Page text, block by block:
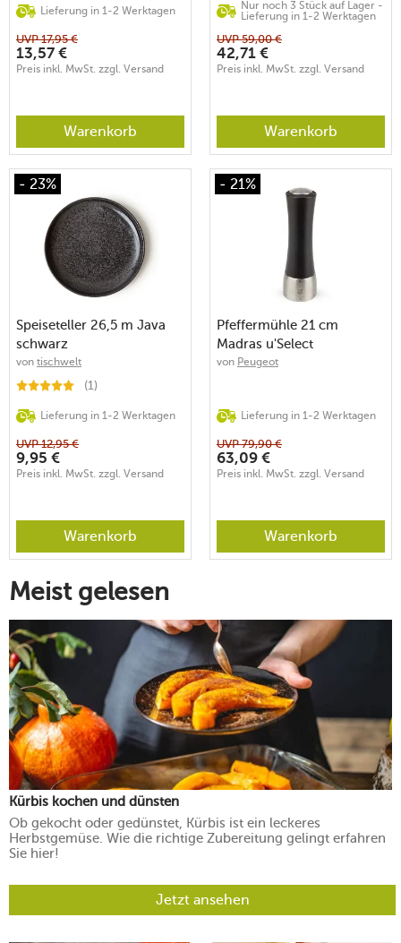
Lieferung in 1-2 Werktagen
UVP17,95 €
13,57 €
Preis inkl. MwSt. zzgl. Versand
Warenkorb
Nur noch 3 Stück auf Lager -
Lieferung in 1-2 Werktagen
UVP59,00 €
42,71 €
Preis inkl. MwSt. zzgl. Versand
Warenkorb
- 23%
Speiseteller 26,5 m Java
schwarz
von tischwelt
(1)
Lieferung in 1-2 Werktagen
UVP12,95 €
9,95 €
Preis inkl. MwSt. zzgl. Versand
Warenkorb
- 21%
Pfeffermühle 21 cm
Madras u'Select
schokobraun
von Peugeot
Lieferung in 1-2 Werktagen
UVP79,90 €
63,09 €
Preis inkl. MwSt. zzgl. Versand
Warenkorb
Meist gelesen
Kürbis kochen und dünsten
Ob gekocht oder gedünstet, Kürbis ist ein leckeres
Herbstgemüse. Wie die richtige Zubereitung gelingt erfahren
Sie hier!
Jetzt ansehen